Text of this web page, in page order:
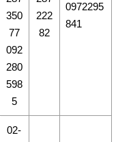
350
77
092
280
598
5
222
82
0972295
841
02-